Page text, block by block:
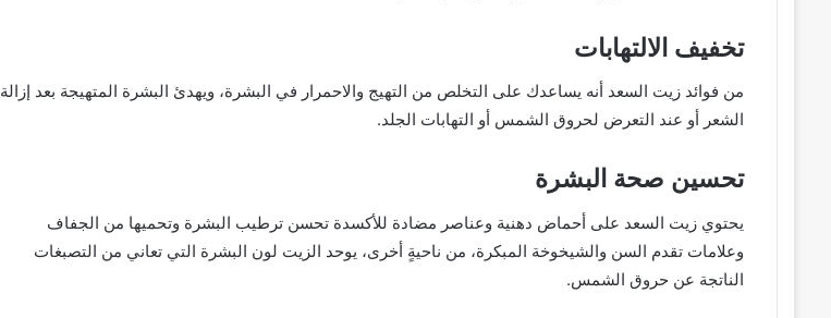
تخفيف الالتهابات
من فوائد زيت السعد أنه يساعدك على التخلص من التهيج والاحمرار في البشرة، ويهدئ البشرة المتهيجة بعد إزالة
الشعر أو عند التعرض لحروق الشمس أو التهابات الجلد.
تحسين صحة البشرة
يحتوي زيت السعد على أحماض دهنية وعناصر مضادة للأكسدة تحسن ترطيب البشرة وتحميها من الجفاف
وعلامات تقدم السن والشيخوخة المبكرة، من ناحيةٍ أخرى، يوحد الزيت لون البشرة التي تعاني من التصبغات
الناتجة عن حروق الشمس.